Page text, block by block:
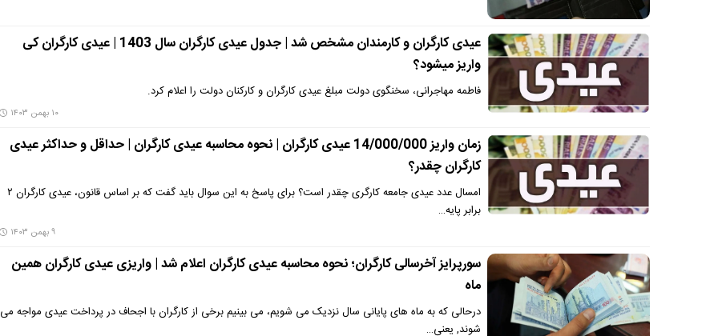
عیدی کارگران و کارمندان مشخص شد | جدول عیدی کارگران سال 1403 | عیدی کارگران کی
واریز میشود؟
فاطمه مهاجرانی، سخنگوی دولت مبلغ عیدی کارگران و کارکنان دولت را اعلام کرد.
۱۰ بهمن ۱۴۰۳
زمان واریز 14/000/000 عیدی کارگران | نحوه محاسبه عیدی کارگران | حداقل و حداکثر عیدی
کارگران چقدر؟
امسال عدد عیدی جامعه کارگری چقدر است؟ برای پاسخ به این سوال باید گفت که بر اساس قانون، عیدی کارگران ۲
برابر پایه…
۹ بهمن ۱۴۰۳
سورپرایز آخرسالی کارگران؛ نحوه محاسبه عیدی کارگران اعلام شد | واریزی عیدی کارگران همین
ماه
درحالی که به ماه های پایانی سال نزدیک می شویم، می بینیم برخی از کارگران با اجحاف در پرداخت عیدی مواجه می
شوند, یعنی…